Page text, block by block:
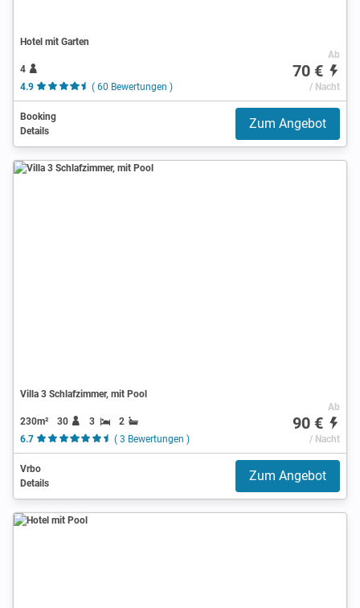
Hotel mit Garten
4
4.9
( 60 Bewertungen )
Ab
70 €
/ Nacht
Booking
Details
Zum Angebot
Villa 3 Schlafzimmer, mit Pool
230m² 30 3
2
6.7
( 3 Bewertungen )
Ab
90 €
/ Nacht
Vrbo
Details
Zum Angebot